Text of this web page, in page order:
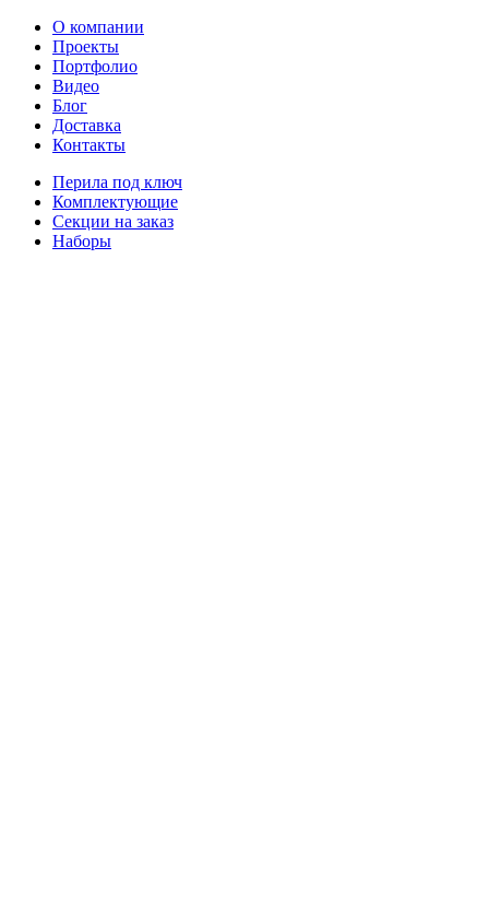
О компании
Проекты
Портфолио
Видео
Блог
Доставка
Контакты
Перила под ключ
Комплектующие
Секции на заказ
Наборы